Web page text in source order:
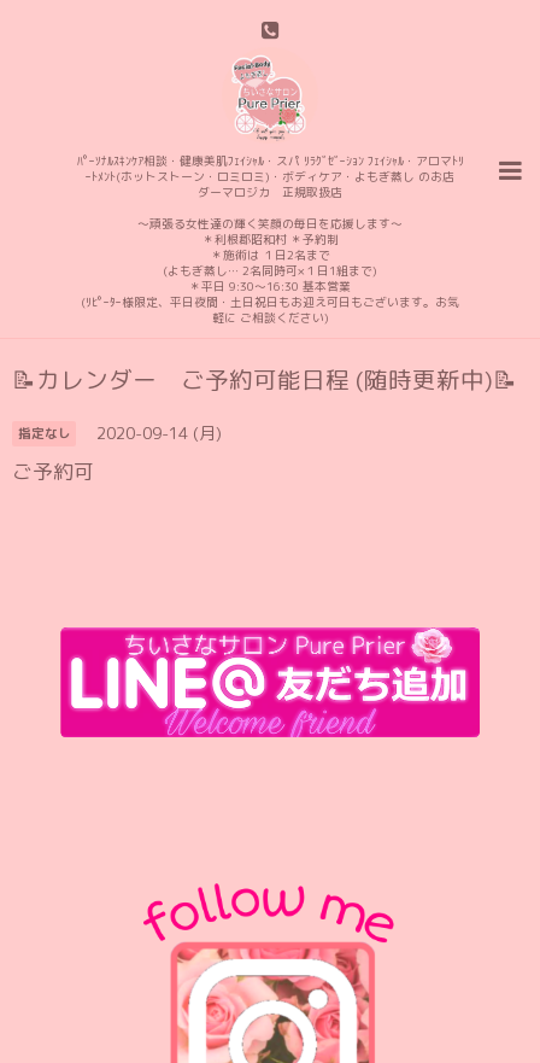
ﾊﾟｰｿﾅﾙｽｷﾝｹｱ相談・健康美肌ﾌｪｲｼｬﾙ・スパ ﾘﾗｸﾞｾﾞｰｼｮﾝ ﾌｪｲｼｬﾙ・アロマﾄﾘ
ｰﾄﾒﾝﾄ(ホットストーン・ロミロミ)・ボディケア・よもぎ蒸し のお店
ダーマロジカ 正規取扱店
〜頑張る女性達の輝く笑顔の毎日を応援します〜
＊利根郡昭和村 ＊予約制
＊施術は １日2名まで
(よもぎ蒸し… 2名同時可×１日1組まで)
＊平日 9:30〜16:30 基本営業
(ﾘﾋﾟｰﾀｰ様限定、平日夜間・土日祝日もお迎え可日もございます。お気
軽に ご相談ください)
📝カレンダー ご予約可能日程 (随時更新中)📝
指定なし 2020-09-14 (月)
ご予約可